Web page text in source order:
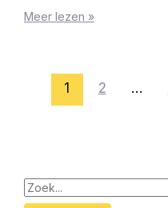
Meer lezen »
1 2 …